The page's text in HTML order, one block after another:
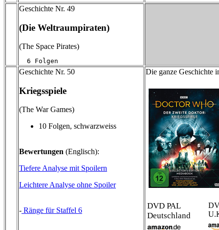
Geschichte Nr. 49
(Die Weltraumpiraten)
(The Space Pirates)
  6 Folgen
Geschichte Nr. 50
Kriegsspiele
(The War Games)
10 Folgen, schwarzweiss
Bewertungen (Englisch):
Tiefere Analyse mit Spoilern
Leichtere Analyse ohne Spoiler
- Ränge für Staffel 6
Die ganze Geschichte
DVD PAL
Deutschland